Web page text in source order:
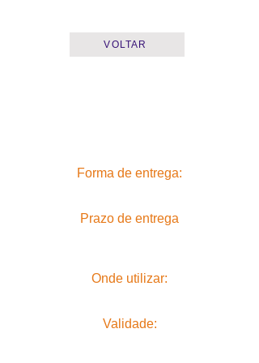
VOLTAR
Forma de entrega:
Prazo de entrega
Onde utilizar:
Validade: